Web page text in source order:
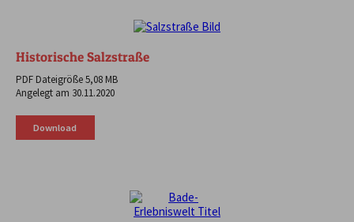
Historische Salzstraße
PDF Dateigröße 5,08 MB
Angelegt am 30.11.2020
Download